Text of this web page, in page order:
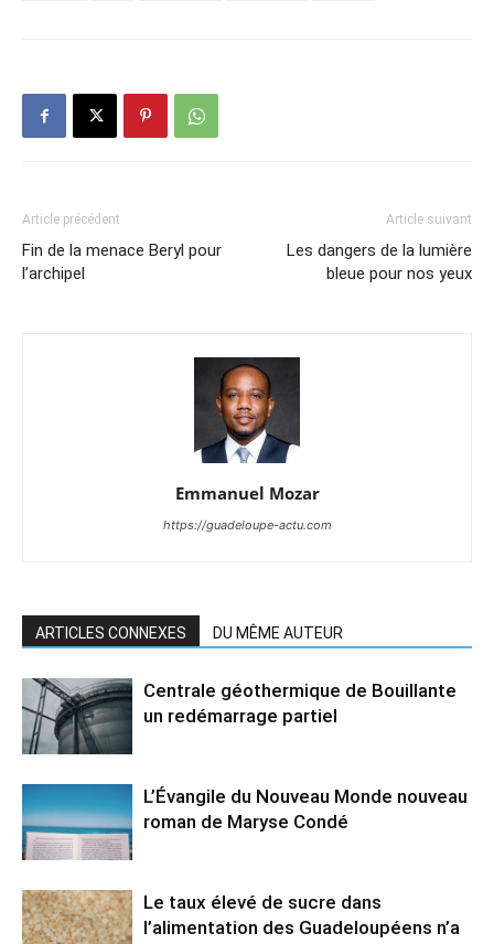
Article précédent
Fin de la menace Beryl pour
l’archipel
Article suivant
Les dangers de la lumière
bleue pour nos yeux
Emmanuel Mozar
https://guadeloupe-actu.com
ARTICLES CONNEXES DU MÊME AUTEUR
Centrale géothermique de Bouillante
un redémarrage partiel
L’Évangile du Nouveau Monde nouveau
roman de Maryse Condé
Le taux élevé de sucre dans
l’alimentation des Guadeloupéens n’a